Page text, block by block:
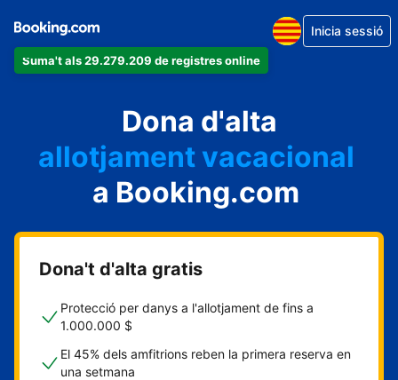
Suma't als 29.279.209 de registres online
Inicia sessió
Dona d'alta
un apartament
un hotel
allotjament vacacional
un hostal
una casa rural
a Booking.com
Dona't d'alta gratis
Protecció per danys a l'allotjament de fins a
1.000.000 $
El 45% dels amfitrions reben la primera reserva en
una setmana